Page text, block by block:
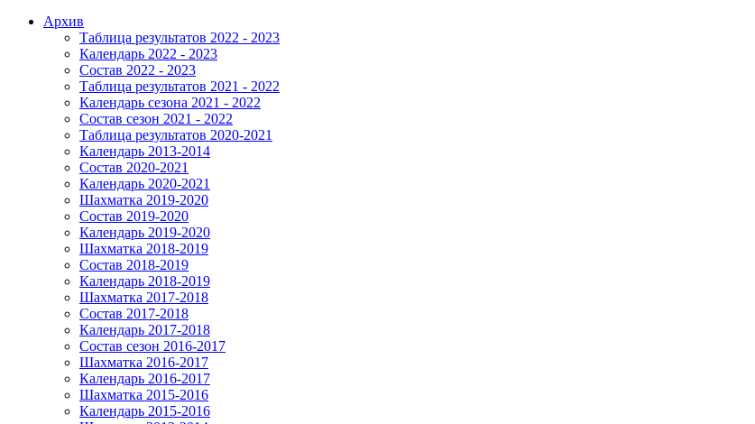
Архив
Таблица результатов 2022 - 2023
Календарь 2022 - 2023
Состав 2022 - 2023
Таблица результатов 2021 - 2022
Календарь сезона 2021 - 2022
Состав сезон 2021 - 2022
Таблица результатов 2020-2021
Календарь 2013-2014
Состав 2020-2021
Календарь 2020-2021
Шахматка 2019-2020
Состав 2019-2020
Календарь 2019-2020
Шахматка 2018-2019
Состав 2018-2019
Календарь 2018-2019
Шахматка 2017-2018
Состав 2017-2018
Календарь 2017-2018
Состав сезон 2016-2017
Шахматка 2016-2017
Календарь 2016-2017
Шахматка 2015-2016
Календарь 2015-2016